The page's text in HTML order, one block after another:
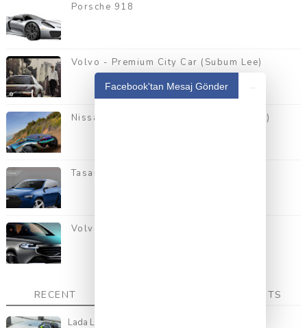
Facebook'tan Mesaj Gönder
Porsche 918
Volvo - Premium City Car (Subum Lee)
Nissan Beach Buggy (Fernando Martins)
Tasarımcı: Damien Vilela
Volvo XC90 2014
RECENT COMMENTS
Lada L-ego (Gleb Danilov)